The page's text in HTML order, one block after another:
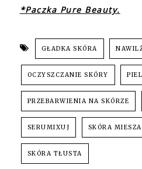
*Paczka Pure Beauty.
GŁADKA SKÓRA
OCZYSZCZANIE SKÓRY
PRZEBARWIENIA NA SKÓRZE
SERUMIXUJ SKÓRA
SKÓRA TŁUSTA